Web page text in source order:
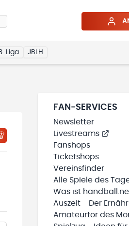
Liga JBLH
WIRD GELADEN
TEAMS“ HINZUFÜGEN
FAN-SERVICES
Newsletter
Livestreams
Fanshops
Ticketshops
Vereinsfinder
Alle Spiele des
Was ist
Auszeit - Der
Amateurtor des